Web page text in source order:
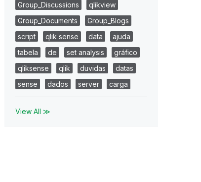
IMPARCIALIDADE_A IMPARCIALIDADE_B
0
Group_Discussions
qlikview
Group_Documents
Group_Blogs
script
qlik sense data
ajuda
tabela
de set analysis
gráfico
qliksense
qlik duvidas
datas
sense
dados server carga
View All ≫